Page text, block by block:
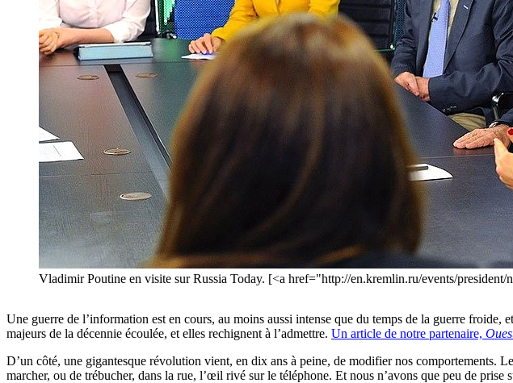
Vladimir Poutine en visite sur Russia Today. [<a href="http://en.kremlin.ru/events/
Une guerre de l’information est en cours, au moins aussi intense que du temps de la guerre froide,
majeurs de la décennie écoulée, et elles rechignent à l’admettre. Un article de notre partenaire,
D’un côté, une gigantesque révolution vient, en dix ans à peine, de modifier nos comportements.
marcher, ou de trébucher, dans la rue, l’œil rivé sur le téléphone. Et nous n’avons que peu de prise